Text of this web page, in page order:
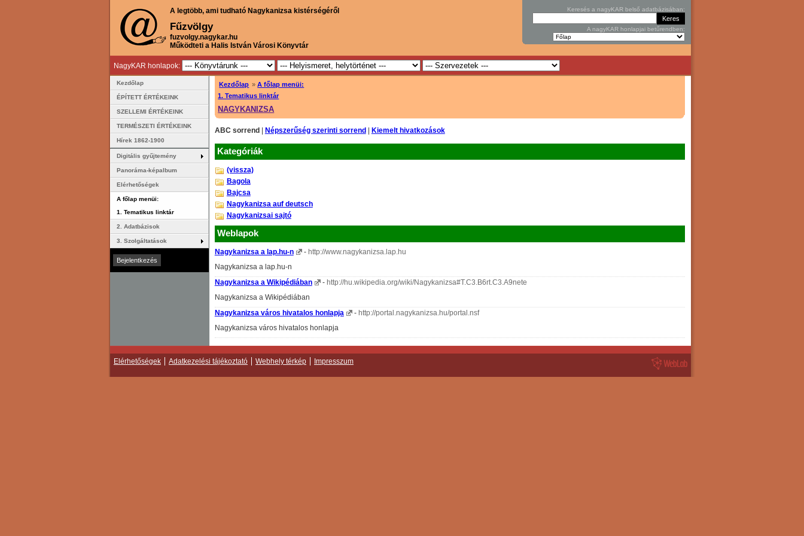
A legtöbb, ami tudható Nagykanizsa kistérségéről
Fűzvölgy
fuzvolgy.nagykar.hu
Működteti a Halis István Városi Könyvtár
Keresés a nagyKAR belső adatbázisában:
A nagyKAR honlapjai betűrendben:
NagyKAR honlapok:
Kezdőlap »A főlap menüi:
1. Tematikus linktár
NAGYKANIZSA
ABC sorrend| Népszerűség szerinti sorrend| Kiemelt hivatkozások
Kategóriák
(vissza)
Bagola
Bajcsa
Nagykanizsa auf deutsch
Nagykanizsai sajtó
Weblapok
Nagykanizsa a lap.hu-n - http://www.nagykanizsa.lap.hu
Nagykanizsa a lap.hu-n
Nagykanizsa a Wikipédiában
- http://hu.wikipedia.org/wiki/Nagykanizsa#T.C3.B6rt.C3.A9nete
Nagykanizsa a Wikipédiában
Nagykanizsa város hivatalos honlapja
- http://portal.nagykanizsa.hu/portal.nsf
Nagykanizsa város hivatalos honlapja
Kezdőlap
ÉPÍTETT ÉRTÉKEINK
SZELLEMI ÉRTÉKEINK
TERMÉSZETI ÉRTÉKEINK
Hírek 1862-1900
Digitális gyűjtemény
Panoráma-képalbum
Elérhetőségek
A főlap menüi:
1. Tematikus linktár
2. Adatbázisok
3. Szolgáltatások
Elérhetőségek Adatkezelési tájékoztató Webhely térkép Impresszum